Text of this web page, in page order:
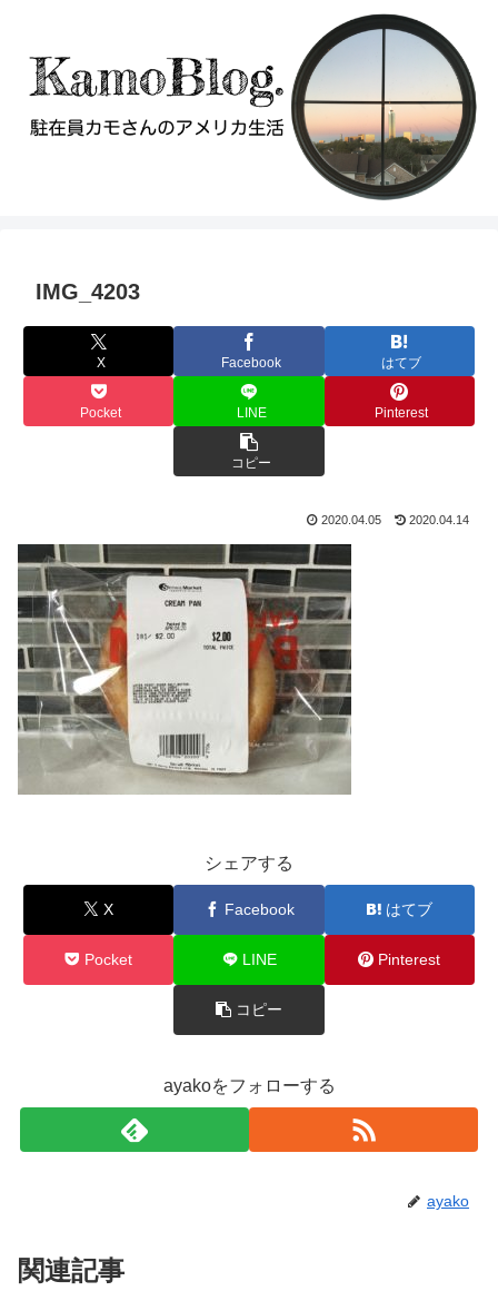
IMG_4203
X Facebook はてブ
Pocket LINE Pinterest
コピー
2020.04.05 2020.04.14
シェアする
X Facebook はてブ
Pocket LINE Pinterest
コピー
ayakoをフォローする
ayako
関連記事